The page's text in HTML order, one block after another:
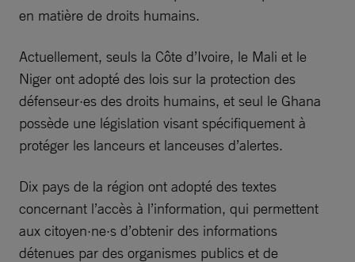
en matière de droits humains.
Actuellement, seuls la Côte d’Ivoire, le Mali et le
Niger ont adopté des lois sur la protection des
défenseur·es des droits humains, et seul le Ghana
possède une législation visant spécifiquement à
protéger les lanceurs et lanceuses d’alertes.
Dix pays de la région ont adopté des textes
concernant l’accès à l’information, qui permettent
aux citoyen·ne·s d’obtenir des informations
détenues par des organismes publics et de